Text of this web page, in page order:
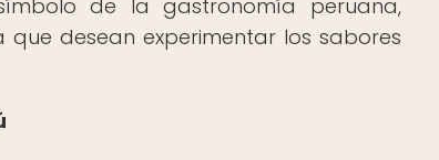
de la gastronomía peruana,
desean experimentar los sabores